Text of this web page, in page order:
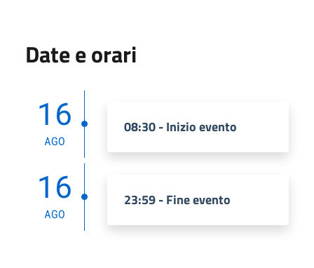
Date e orari
16
AGO
08:30 - Inizio evento
16
AGO
23:59 - Fine evento